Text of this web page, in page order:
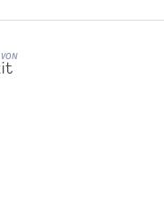
VON